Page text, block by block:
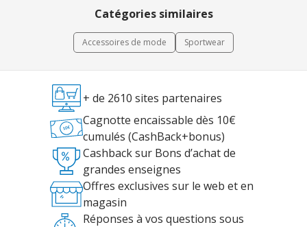
Catégories similaires
Accessoires de mode Sportwear
+ de 2610 sites partenaires
Cagnotte encaissable dès 10€
cumulés (CashBack+bonus)
Cashback sur Bons d’achat de
grandes enseignes
Offres exclusives sur le web et en
magasin
Réponses à vos questions sous